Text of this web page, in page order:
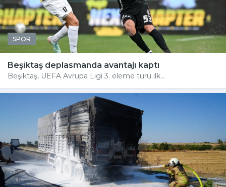
SPOR
Beşiktaş deplasmanda avantajı kaptı
Beşiktaş, UEFA Avrupa Ligi 3. eleme turu ilk...